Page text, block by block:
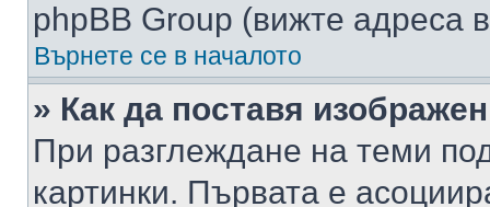
phpBB Group (вижте адреса
Върнете се в началото
» Как да поставя
При разглеждане на теми
картинки. Първата е